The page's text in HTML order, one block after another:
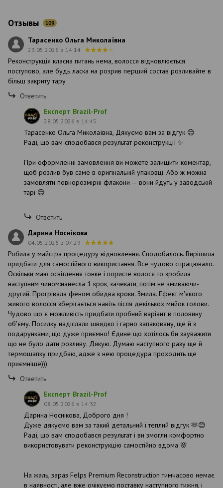
Отзывы 109
Тарасенко Ольга Миколаївна
23.05.2026 в 14:14
Реконструкція класна питань нема, волосся відновлюється
поступово, але будь ласка на розрив перший состав розливайте в
більш закриту тару
Ответить
Експерт Brazil-Prof
28.05.2026 в 14:45
Тарасенко Ольга Миколаївна, Дякуємо вам за відгук 😊
Раді, що вам сподобався результат реконструкції ✨
При оформленні замовлення ви можете залишити коментар,
щоб розлив був саме в оригінальній упаковці. Або ж можна
замовляти повнорозмірні флакони — вони йдуть у заводській
тарі 😊
Ответить
Дарина Носнікова
04.05.2026 в 07:29
Робила у майстра процедуру відновлення. Сподобалось. Вирішила
придбати для самостійного використання. Все чудово спрацювало.
Оскільки маю освітлення тонке і пористе волося то зробила
наступним чином:нанесла 1 крок, зачекати, потім не змиваючи-
другий. Прогрівала феном обидва кроки. Змила. Ефект м'якого
живого волосся зберігається навіть після декількох мийок голови.
Чудово що є можливість придбати пробний варіант в половину
об'єму. Посилку надіслали швидко і гарно запаковану, ще й з
подарунками, що дуже приємно! Єдине що хотілось би зауважити
що не було дати розливу. Дякую. Думаю наступного разу ще й
термошапку придбаю, адже з нею процедура проходить ще
приємніше)))
Ответить
Експерт Brazil-Prof
08.05.2026 в 14:32
Дарина Носнікова, Доброго дня !
Дуже дякуємо вам за такий детальний і теплий відгук 🫶😊
Раді, що вам сподобався результат і ви змогли комфортно
використовувати реконструкцію самостійно вдома 🌸
На жаль, зараз Felps Premium Reconstruction тимчасово немає
в наявності, але вже очікуємо поставку наступного тижня, і